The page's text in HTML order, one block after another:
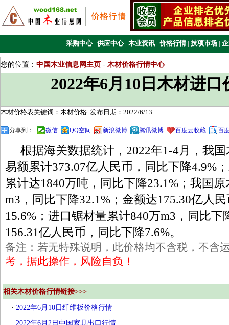
采购中心 | 供应中心 | 木业资讯 | 价格行情 | 技项市场 |
您的位置： 中国木业信息网主页 - 木材价格行情中心
2022年6月10日木材进口
木材价格表关键词：木材价格 发布日期：2022/6/13
分享到： 微信 QQ空间 新浪微博 腾讯微博 百度云收藏 百
根据海关数据统计，2022年1-4月，我国
易额累计373.07亿人民币，同比下降4.9%
累计达1840万吨，同比下降23.1%；我国
m3，同比下降32.1%；金额达175.30亿人
15.6%；进口锯材量累计840万m3，同比下
156.31亿人民币，同比下降7.6%。
备注：若无特殊说明，此价格均不含税，不含
考，据此操作，风险自负！
相关木材价格行情链接>>>
· 2022年6月10日纤维板价格行情
· 2022年6月2日中国家具出口行情